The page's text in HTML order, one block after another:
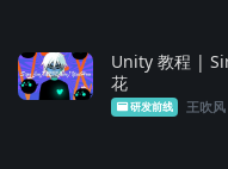
Unity 教程 |
花
研发前线 王吹风